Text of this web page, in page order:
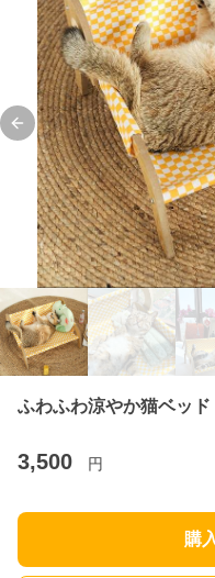
Previous slide
ふわふわ涼やか猫ベッド
3,500 円
購